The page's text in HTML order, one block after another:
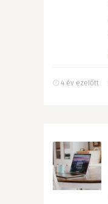
4 év ezelőtt